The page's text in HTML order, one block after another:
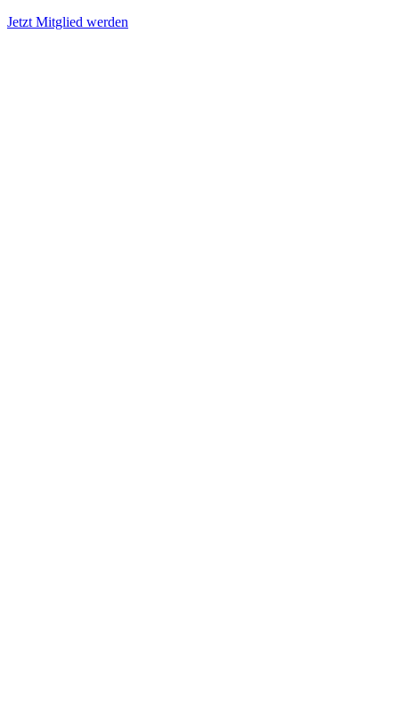
Jetzt Mitglied werden